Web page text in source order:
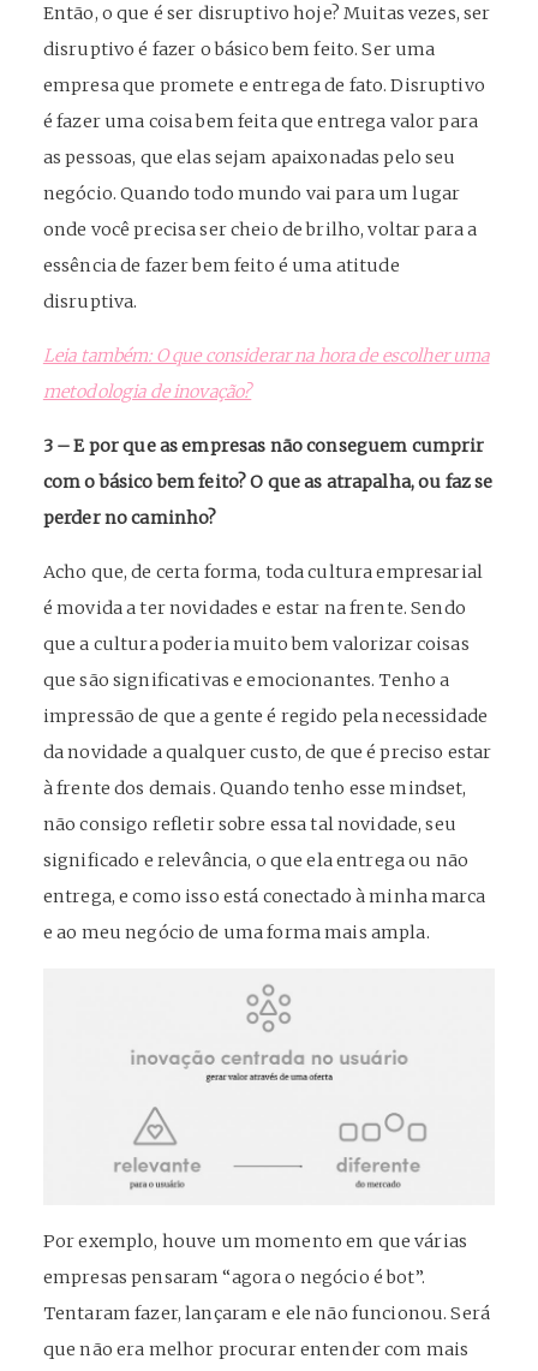
Então, o que é ser disruptivo hoje? Muitas vezes, ser
disruptivo é fazer o básico bem feito. Ser uma
empresa que promete e entrega de fato. Disruptivo
é fazer uma coisa bem feita que entrega valor para
as pessoas, que elas sejam apaixonadas pelo seu
negócio. Quando todo mundo vai para um lugar
onde você precisa ser cheio de brilho, voltar para a
essência de fazer bem feito é uma atitude
disruptiva.
Leia também: O que considerar na hora de escolher uma
metodologia de inovação?
3 – E por que as empresas não conseguem cumprir
com o básico bem feito? O que as atrapalha, ou faz se
perder no caminho?
Acho que, de certa forma, toda cultura empresarial
é movida a ter novidades e estar na frente. Sendo
que a cultura poderia muito bem valorizar coisas
que são significativas e emocionantes. Tenho a
impressão de que a gente é regido pela necessidade
da novidade a qualquer custo, de que é preciso estar
à frente dos demais. Quando tenho esse mindset,
não consigo refletir sobre essa tal novidade, seu
significado e relevância, o que ela entrega ou não
entrega, e como isso está conectado à minha marca
e ao meu negócio de uma forma mais ampla.
Por exemplo, houve um momento em que várias
empresas pensaram “agora o negócio é bot”.
Tentaram fazer, lançaram e ele não funcionou. Será
que não era melhor procurar entender com mais